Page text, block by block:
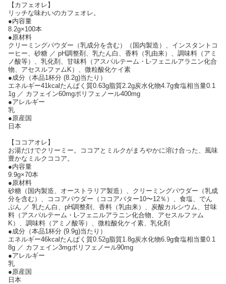
【カフェオレ】
リッチな味わいのカフェオレ。
●内容量
8.2g×100本
●原材料
クリーミングパウダー（乳成分を含む）（国内製造）、インスタントコ
ーヒー、砂糖 ／ pH調整剤、乳たん白、香料（乳由来）、調味料（アミ
ノ酸等）、乳化剤、甘味料（アスパルテーム・L-フェニルアラニン化合
物、アセスルファムK）、微粒酸化ケイ素
●成分（本品1杯分 (8.2g)当たり）
エネルギー41kcalたんぱく質0.63g脂質2.2g炭水化物4.7g食塩相当量0.1
1g ／ カフェイン60mgポリフェノール400mg
●アレルギー
乳
●原産国
日本
【ココアオレ】
お湯だけでクリーミー。ココアとミルクがまろやかに溶け合った、風味
豊かなミルクココア。
●内容量
9.9g×70本
●原材料
砂糖（国内製造、オーストラリア製造）、クリーミングパウダー（乳成
分を含む）、ココアパウダー（ココアバター10〜12％）、食塩、でん
ぷん ／ 乳たん白、pH調整剤、香料（乳由来）、炭酸カルシウム、甘味
料（アスパルテーム・L-フェニルアラニン化合物、アセスルファム
K）、調味料（アミノ酸等）、微粒酸化ケイ素、乳化剤
●成分（本品1杯分 (9.9g)当たり）
エネルギー46kcalたんぱく質0.52g脂質1.8g炭水化物6.9g食塩相当量0.1
8g ／ カフェイン3mgポリフェノール90mg
●アレルギー
乳
●原産国
日本